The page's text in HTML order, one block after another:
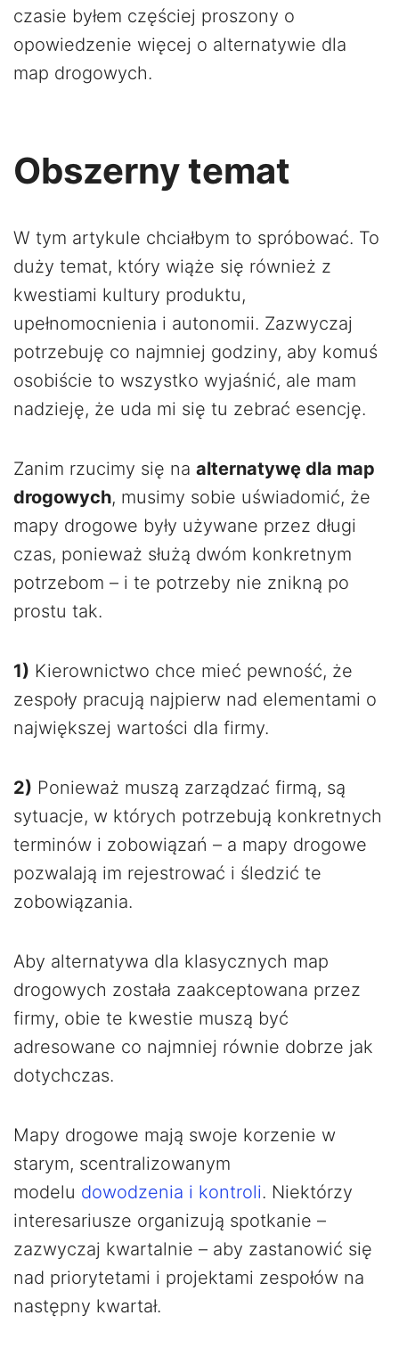
czasie byłem częściej proszony o
opowiedzenie więcej o alternatywie dla
map drogowych.
Obszerny temat
W tym artykule chciałbym to spróbować. To
duży temat, który wiąże się również z
kwestiami kultury produktu,
upełnomocnienia i autonomii. Zazwyczaj
potrzebuję co najmniej godziny, aby komuś
osobiście to wszystko wyjaśnić, ale mam
nadzieję, że uda mi się tu zebrać esencję.
Zanim rzucimy się na alternatywę dla map
drogowych, musimy sobie uświadomić, że
mapy drogowe były używane przez długi
czas, ponieważ służą dwóm konkretnym
potrzebom – i te potrzeby nie znikną po
prostu tak.
1) Kierownictwo chce mieć pewność, że
zespoły pracują najpierw nad elementami o
największej wartości dla firmy.
2) Ponieważ muszą zarządzać firmą, są
sytuacje, w których potrzebują konkretnych
terminów i zobowiązań – a mapy drogowe
pozwalają im rejestrować i śledzić te
zobowiązania.
Aby alternatywa dla klasycznych map
drogowych została zaakceptowana przez
firmy, obie te kwestie muszą być
adresowane co najmniej równie dobrze jak
dotychczas.
Mapy drogowe mają swoje korzenie w
starym, scentralizowanym
modelu dowodzenia i kontroli. Niektórzy
interesariusze organizują spotkanie –
zazwyczaj kwartalnie – aby zastanowić się
nad priorytetami i projektami zespołów na
następny kwartał.